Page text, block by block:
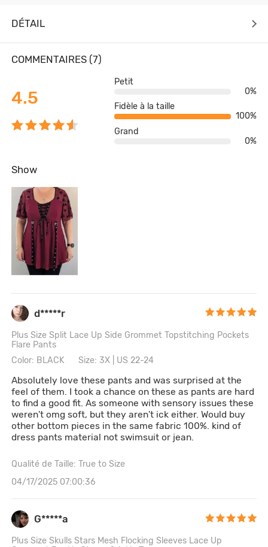
DÉTAIL
COMMENTAIRES (7)
4.5
Petit
0%
Fidèle à la taille
100%
Grand
0%
Show
d*****r
Plus Size Split Lace Up Side Grommet Topstitching Pockets
Flare Pants
Color: BLACK
Size: 3X | US 22-24
Absolutely love these pants and was surprised at the
feel of them. I took a chance on these as pants are hard
to find a good fit. As someone with sensory issues these
weren't omg soft, but they aren't ick either. Would buy
other bottom pieces in the same fabric 100%. kind of
dress pants material not swimsuit or jean.
Qualité de Taille: True to Size
04/17/2025 07:00:36
G*****a
Plus Size Skulls Stars Mesh Flocking Sleeves Lace Up